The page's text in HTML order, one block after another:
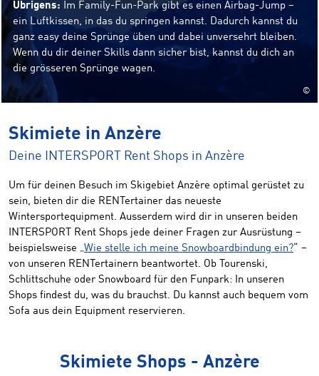
Übrigens: Im Family-Fun-Park gibt es einen Airbag-Jump –
ein Luftkissen, in das du springen kannst. Dadurch kannst du
ganz easy deine Sprünge üben und dabei unversehrt bleiben.
Wenn du dir deiner Skills dann sicher bist, kannst du dich an
die grösseren Sprünge wagen.
©
Skimiete in Anzère
Deine INTERSPORT Rent Shops in Anzère
Um für deinen Besuch im Skigebiet Anzère optimal gerüstet zu
sein, bieten dir die RENTertainer das neueste
Wintersportequipment. Ausserdem wird dir in unseren beiden
INTERSPORT Rent Shops jede deiner Fragen zur Ausrüstung –
beispielsweise „Wie stelle ich meine Snowboardbindung ein? “ –
von unseren RENTertainern beantwortet. Ob Tourenski,
Schlittschuhe oder Snowboard für den Funpark: In unseren
Shops findest du, was du brauchst. Du kannst auch bequem vom
Sofa aus dein Equipment reservieren.
Skimiete Shops - Anzère